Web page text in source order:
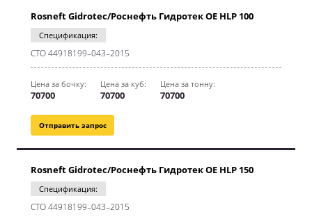
Отправить запрос
Rosneft Gidrotec/Роснефть Гидротек OE HLP 100
Спецификация:
CТО 44918199–043–2015
Цена за бочку:
70700
Цена за куб:
70700
Цена за тонну:
70700
Rosneft Gidrotec/Роснефть Гидротек OE HLP 150
Спецификация:
CТО 44918199–043–2015